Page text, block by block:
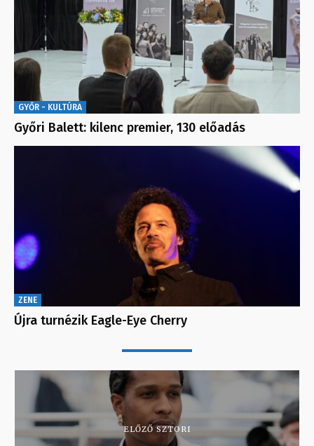
GYŐR - KULTÚRA
Győri Balett: kilenc premier, 130 előadás
ZENE
Újra turnézik Eagle-Eye Cherry
ELŐZŐ SZTORI